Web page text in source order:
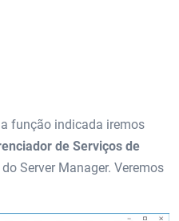
função indicada iremos
de Serviços de
do Server Manager. Veremos